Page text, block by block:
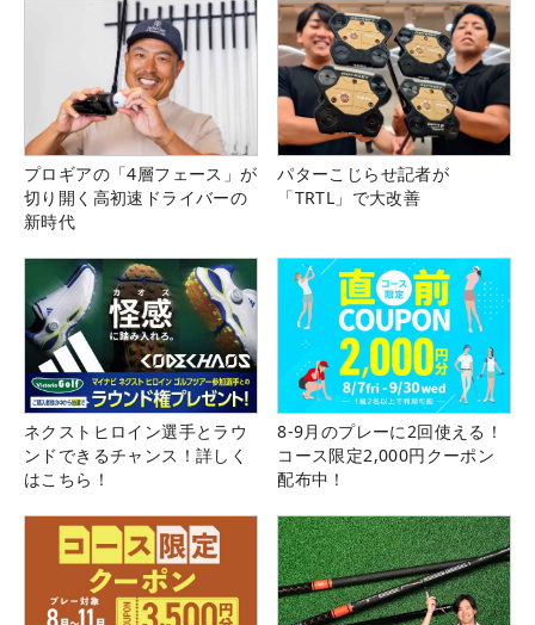
プロギアの「4層フェース」が
切り開く高初速ドライバーの
新時代
パターこじらせ記者が
「TRTL」で大改善
ネクストヒロイン選手とラウ
ンドできるチャンス！詳しく
はこちら！
8-9月のプレーに2回使える！
コース限定2,000円クーポン
配布中！